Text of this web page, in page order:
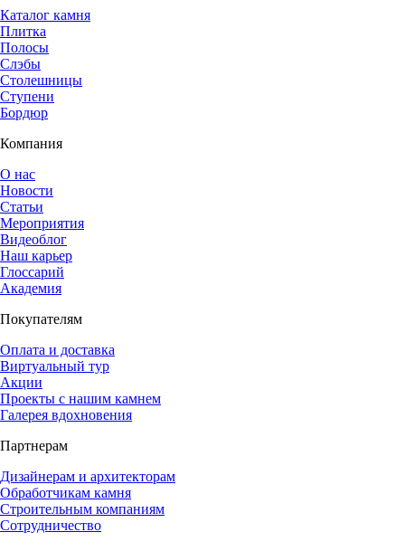
Каталог камня
Плитка
Полосы
Слэбы
Столешницы
Ступени
Бордюр
Компания
О нас
Новости
Статьи
Мероприятия
Видеоблог
Наш карьер
Глоссарий
Академия
Покупателям
Оплата и доставка
Виртуальный тур
Акции
Проекты с нашим камнем
Галерея вдохновения
Партнерам
Дизайнерам и архитекторам
Обработчикам камня
Строительным компаниям
Сотрудничество